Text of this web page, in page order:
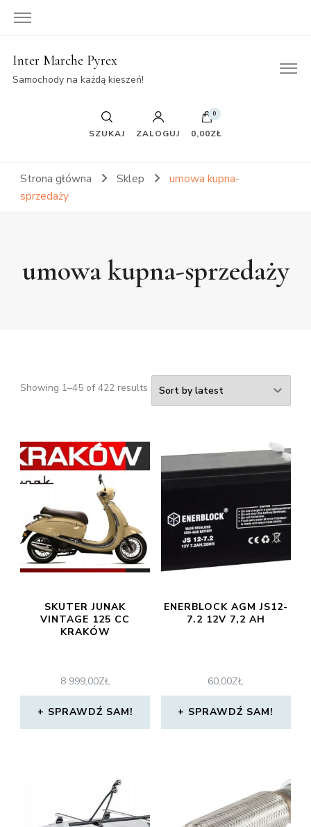
Inter Marche Pyrex
Samochody na każdą kieszeń!
SZUKAJ ZALOGUJ
0
0,00ZŁ
Strona główna Sklep
umowa kupna-
sprzedaży
umowa kupna-sprzedaży
Showing 1–45 of 422 results
SKUTER JUNAK
VINTAGE 125 CC
KRAKÓW
8 999,00ZŁ
SPRAWDŹ SAM!
ENERBLOCK AGM JS12-
7.2 12V 7,2 AH
60,00ZŁ
SPRAWDŹ SAM!